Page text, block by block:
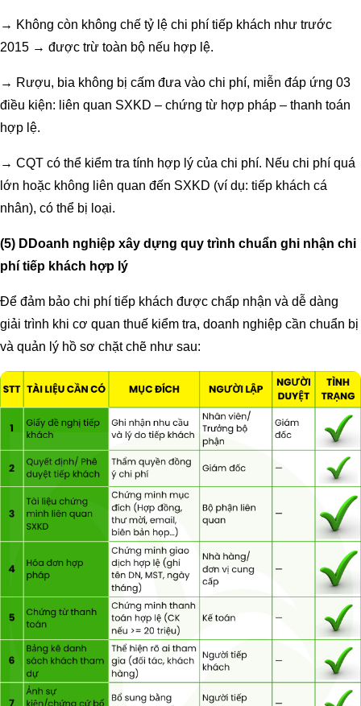
→ Không còn không chế tỷ lệ chi phí tiếp khách như trước
2015 → được trừ toàn bộ nếu hợp lệ.
→ Rượu, bia không bị cấm đưa vào chi phí, miễn đáp ứng 03
điều kiện: liên quan SXKD – chứng từ hợp pháp – thanh toán
hợp lệ.
→ CQT có thể kiểm tra tính hợp lý của chi phí. Nếu chi phí quá
lớn hoặc không liên quan đến SXKD (ví dụ: tiếp khách cá
nhân), có thể bị loại.
(5) DDoanh nghiệp xây dựng quy trình chuẩn ghi nhận chi
phí tiếp khách hợp lý
Để đảm bảo chi phí tiếp khách được chấp nhận và dễ dàng
giải trình khi cơ quan thuế kiểm tra, doanh nghiệp cần chuẩn bị
và quản lý hồ sơ chặt chẽ như sau: